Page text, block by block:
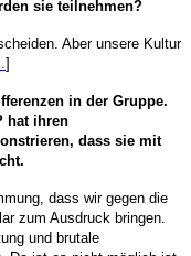
sie teilnehmen?
Aber unsere Kultur
]
in der Gruppe.
hat ihren
dass sie mit
.
dass wir gegen die
zum Ausdruck bringen.
und brutale